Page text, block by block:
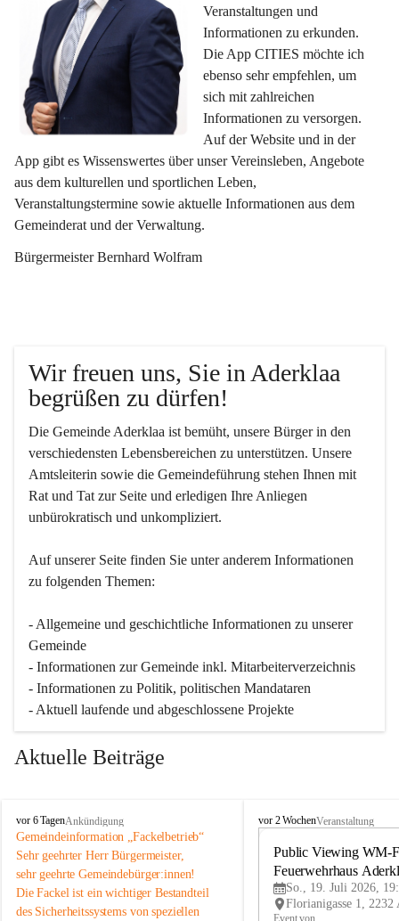
Veranstaltungen und
Informationen zu erkunden.
Die App CITIES möchte ich
ebenso sehr empfehlen, um
sich mit zahlreichen
Informationen zu versorgen.
Auf der Website und in der
App gibt es Wissenswertes über unser Vereinsleben, Angebote
aus dem kulturellen und sportlichen Leben,
Veranstaltungstermine sowie aktuelle Informationen aus dem
Gemeinderat und der Verwaltung.
Bürgermeister Bernhard Wolfram
Wir freuen uns, Sie in Aderklaa
begrüßen zu dürfen!
Die Gemeinde Aderklaa ist bemüht, unsere Bürger in den
verschiedensten Lebensbereichen zu unterstützen. Unsere
Amtsleiterin sowie die Gemeindeführung stehen Ihnen mit
Rat und Tat zur Seite und erledigen Ihre Anliegen
unbürokratisch und unkompliziert.
Auf unserer Seite finden Sie un­ter an­de­rem Informationen
zu folgenden Themen:
- Allgemeine und geschichtliche Informationen zu unserer
Gemeinde
- Informationen zur Gemeinde inkl. Mitarbeiterverzeichnis
- Informationen zu Politik, politischen Mandataren
- Aktuell laufende und abgeschlossene Projekte
Aktuelle Beiträge
A
d
e
r
k
l
a
vor 6 TagenAnkündigung
Gemeindeinformation „Fackelbetrieb“
Sehr geehrter Herr Bürgermeister,
sehr geehrte Gemeindebürger:innen!
Die Fackel ist ein wichtiger Bestandteil
des Sicherheitssystems von speziellen
A
vor 2 WochenVeranstaltung
Public Viewing WM-
Feuerwehrhaus
So., 19. Juli 2026,
Event von